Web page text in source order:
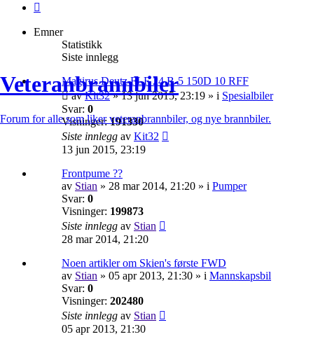
Veteranbrannbiler
Forum for alle som liker veteranbrannbiler, og nye brannbiler.
Emner
Statistikk
Siste innlegg
Magirus Deutz FLF 24 B-5 150D 10 RFF
avKit32»13 jun 2015, 23:19 » i Spesialbiler
Svar: 0
Visninger:191330
Siste innlegg av Kit32
13 jun 2015, 23:19
Frontpume ??
av Stian » 28 mar 2014, 21:20 » i Pumper
Svar: 0
Visninger: 199873
Siste innlegg av Stian
28 mar 2014, 21:20
Noen artikler om Skien's første FWD
av Stian » 05 apr 2013, 21:30 » i Mannskapsbil
Svar: 0
Visninger: 202480
Siste innlegg av Stian
05 apr 2013, 21:30